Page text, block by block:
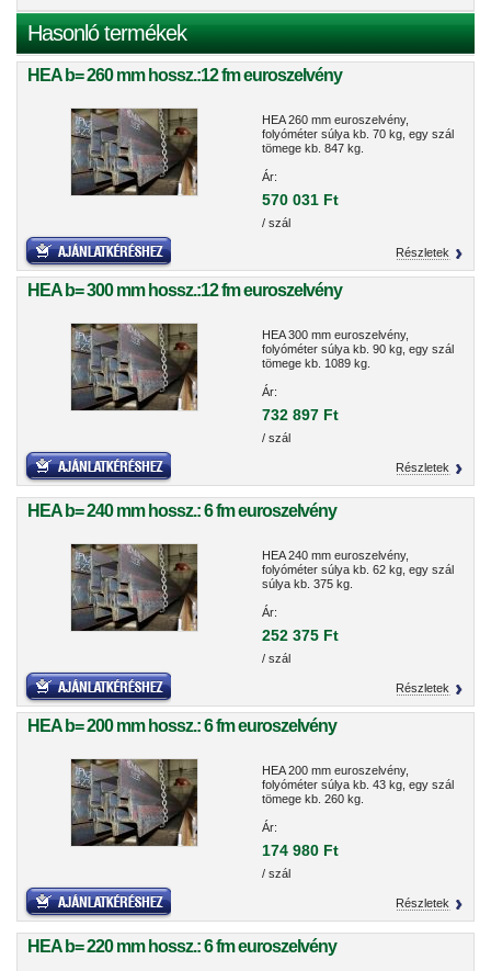
Hasonló termékek
HEA b= 260 mm hossz.:12 fm euroszelvény
HEA 260 mm euroszelvény,
folyóméter súlya kb. 70 kg, egy szál
tömege kb. 847 kg.
Ár:
570 031 Ft
/ szál
Részletek
HEA b= 300 mm hossz.:12 fm euroszelvény
HEA 300 mm euroszelvény,
folyóméter súlya kb. 90 kg, egy szál
tömege kb. 1089 kg.
Ár:
732 897 Ft
/ szál
Részletek
HEA b= 240 mm hossz.: 6 fm euroszelvény
HEA 240 mm euroszelvény,
folyóméter súlya kb. 62 kg, egy szál
súlya kb. 375 kg.
Ár:
252 375 Ft
/ szál
Részletek
HEA b= 200 mm hossz.: 6 fm euroszelvény
HEA 200 mm euroszelvény,
folyóméter súlya kb. 43 kg, egy szál
tömege kb. 260 kg.
Ár:
174 980 Ft
/ szál
Részletek
HEA b= 220 mm hossz.: 6 fm euroszelvény